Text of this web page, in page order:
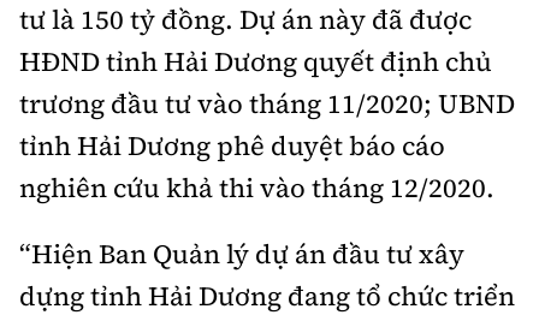
tư là 150 tỷ đồng. Dự án này đã được
HĐND tỉnh Hải Dương quyết định chủ
trương đầu tư vào tháng 11/2020; UBND
tỉnh Hải Dương phê duyệt báo cáo
nghiên cứu khả thi vào tháng 12/2020.
“Hiện Ban Quản lý dự án đầu tư xây
dựng tỉnh Hải Dương đang tổ chức triển